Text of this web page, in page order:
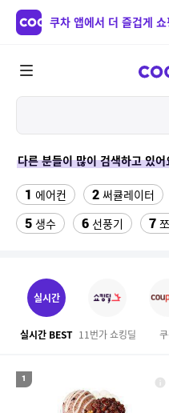
쿠차 앱에서 더 즐겁게 쇼
다른 분들이 많이 검색하고 있어
1 에어컨 2 써큘레이터
5 생수 6 선풍기 7
12 여자라인 댄스복
14 다이소C타입 to HDMI 미
16 포켓몬 카드 17 뱀
실시간
실시간 BEST 11번가 쇼킹딜
1